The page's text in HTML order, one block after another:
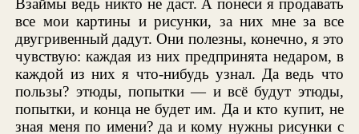
все мои картины и рисунки, за них мне за все
двугривенный дадут. Они полезны, конечно, я это
чувствую: каждая из них предпринята недаром, в
каждой из них я что-нибудь узнал. Да ведь что
пользы? этюды, попытки — и всё будут этюды,
попытки, и конца не будет им. Да и кто купит, не
зная меня по имени? да и кому нужны рисунки с